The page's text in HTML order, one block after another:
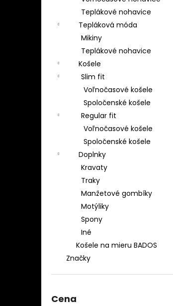
Teplákové nohavice
Tepláková móda
Mikiny
Teplákové nohavice
Košele
Slim fit
Voľnočasové košele
Spoločenské košele
Regular fit
Voľnočasové košele
Spoločenské košele
Doplnky
Kravaty
Traky
Manžetové gombíky
Motýliky
Spony
Iné
Košele na mieru BADOS
Značky
Cena